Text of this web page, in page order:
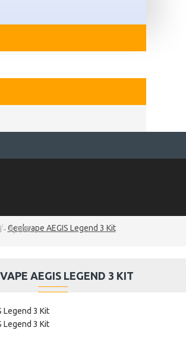
- 0,00€
Geekvape AEGIS Legend 3 Kit
AEGIS LEGEND 3 KIT